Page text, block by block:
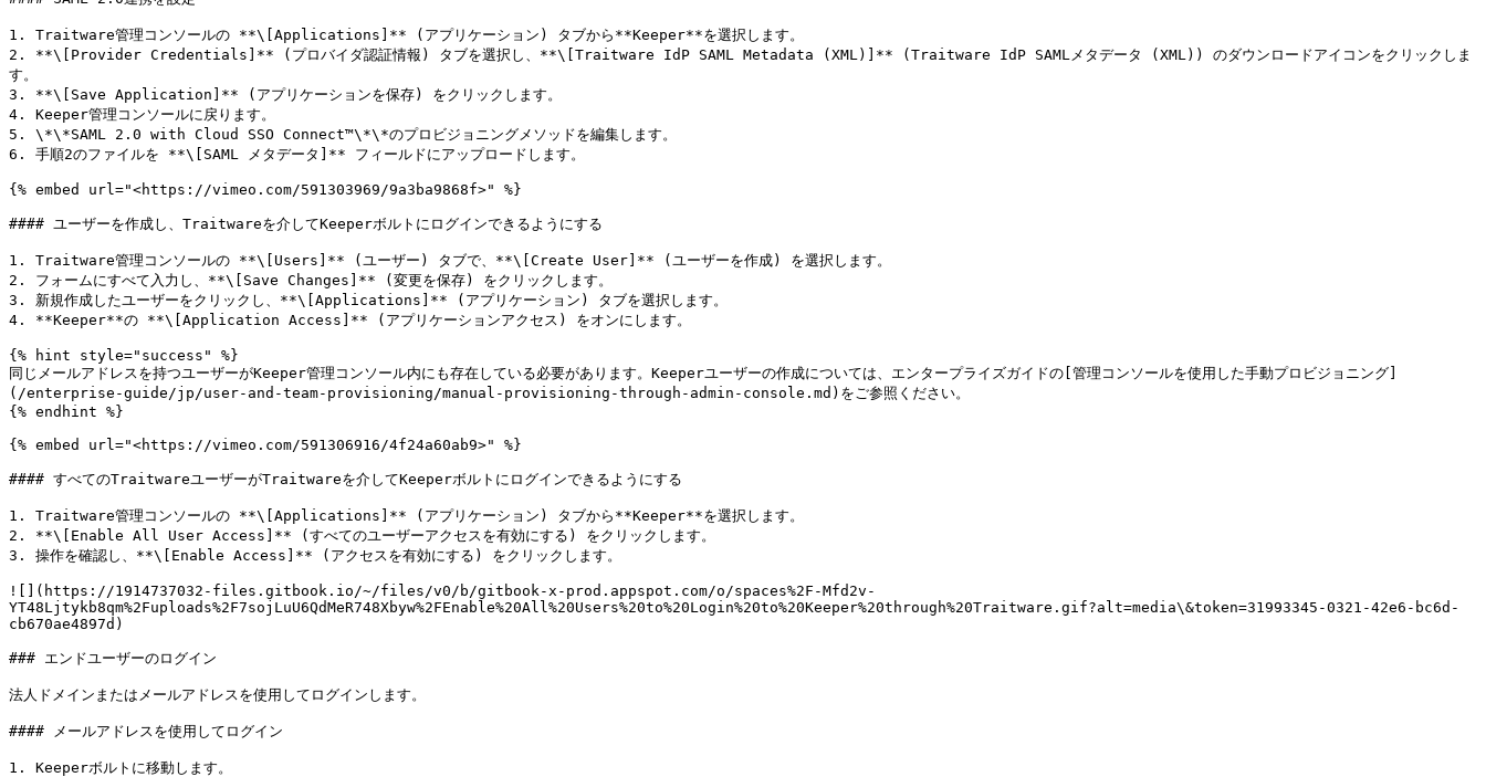
1. Traitware管理コンソールの **\[Applications]** (アプリケーション) タブから**Keeper**を選択します。
2. **\[Provider Credentials]** (プロバイダ認証情報) タブを選択し、**\[Traitware IdP SAML Metadata (XML)]** (Traitware IdP SAMLメタデータ (XML)) のダウンロードアイコンをクリックしま
す。
3. **\[Save Application]** (アプリケーションを保存) をクリックします。
4. Keeper管理コンソールに戻ります。
5. \*\*SAML 2.0 with Cloud SSO Connect™\*\*のプロビジョニングメソッドを編集します。
6. 手順2のファイルを **\[SAML メタデータ]** フィールドにアップロードします。
{% embed url="<https://vimeo.com/591303969/9a3ba9868f>" %}
#### ユーザーを作成し、Traitwareを介してKeeperボルトにログインできるようにする
1. Traitware管理コンソールの **\[Users]** (ユーザー) タブで、**\[Create User]** (ユーザーを作成) を選択します。
2. フォームにすべて入力し、**\[Save Changes]** (変更を保存) をクリックします。
3. 新規作成したユーザーをクリックし、**\[Applications]** (アプリケーション) タブを選択します。
4. **Keeper**の **\[Application Access]** (アプリケーションアクセス) をオンにします。
{% hint style="success" %}
同じメールアドレスを持つユーザーがKeeper管理コンソール内にも存在している必要があります。Keeperユーザーの作成については、エンタープライズガイドの[管理コンソールを使用した手動プロビジョニング]
(/enterprise-guide/jp/user-and-team-provisioning/manual-provisioning-through-admin-console.md)をご参照ください。
{% endhint %}
{% embed url="<https://vimeo.com/591306916/4f24a60ab9>" %}
#### すべてのTraitwareユーザーがTraitwareを介してKeeperボルトにログインできるようにする
1. Traitware管理コンソールの **\[Applications]** (アプリケーション) タブから**Keeper**を選択します。
2. **\[Enable All User Access]** (すべてのユーザーアクセスを有効にする) をクリックします。
3. 操作を確認し、**\[Enable Access]** (アクセスを有効にする) をクリックします。
![](https://1914737032-files.gitbook.io/~/files/v0/b/gitbook-x-prod.appspot.com/o/spaces%2F-Mfd2v-
YT48Ljtykb8qm%2Fuploads%2F7sojLuU6QdMeR748Xbyw%2FEnable%20All%20Users%20to%20Login%20to%20Keeper%20through%20Traitware.gif?alt=media\&token=31993345-0321-42e6-bc6d-
cb670ae4897d)
### エンドユーザーのログイン
法人ドメインまたはメールアドレスを使用してログインします。
#### メールアドレスを使用してログイン
1. Keeperボルトに移動します。